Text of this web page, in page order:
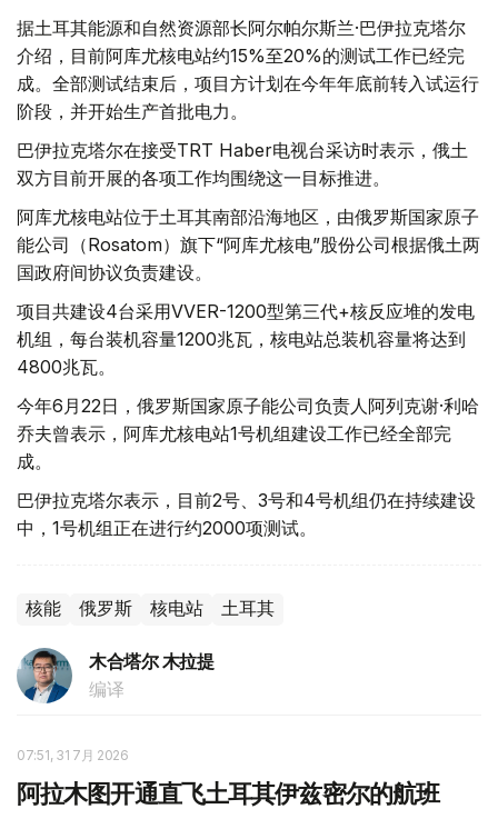
据土耳其能源和自然资源部长阿尔帕尔斯兰·巴伊拉克塔尔
介绍，目前阿库尤核电站约15%至20%的测试工作已经完
成。全部测试结束后，项目方计划在今年年底前转入试运行
阶段，并开始生产首批电力。
巴伊拉克塔尔在接受TRT Haber电视台采访时表示，俄土
双方目前开展的各项工作均围绕这一目标推进。
阿库尤核电站位于土耳其南部沿海地区，由俄罗斯国家原子
能公司（Rosatom）旗下“阿库尤核电”股份公司根据俄土两
国政府间协议负责建设。
项目共建设4台采用VVER-1200型第三代+核反应堆的发电
机组，每台装机容量1200兆瓦，核电站总装机容量将达到
4800兆瓦。
今年6月22日，俄罗斯国家原子能公司负责人阿列克谢·利哈
乔夫曾表示，阿库尤核电站1号机组建设工作已经全部完
成。
巴伊拉克塔尔表示，目前2号、3号和4号机组仍在持续建设
中，1号机组正在进行约2000项测试。
核能 俄罗斯 核电站 土耳其
木合塔尔 木拉提
编译
07:51, 31 7月 2026
阿拉木图开通直飞土耳其伊兹密尔的航班